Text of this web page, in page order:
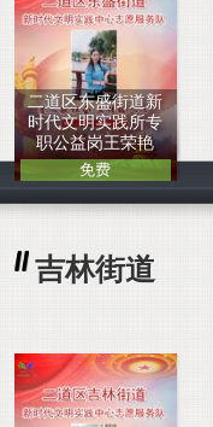
二道区东盛街道新
时代文明实践所专
职公益岗王荣艳
中国人
免费
吉林街道